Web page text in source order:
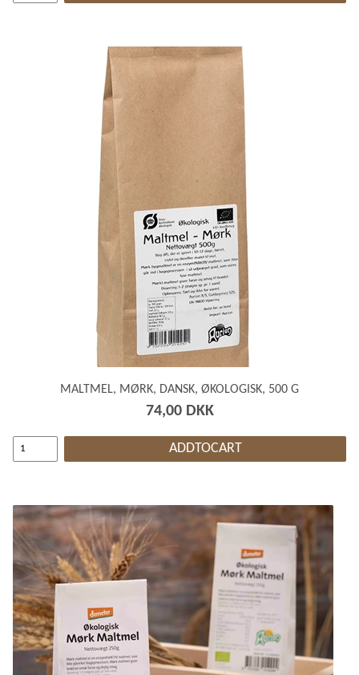
MALTMEL, MØRK, DANSK, ØKOLOGISK, 500 G
74,00 DKK
ADDTOCART